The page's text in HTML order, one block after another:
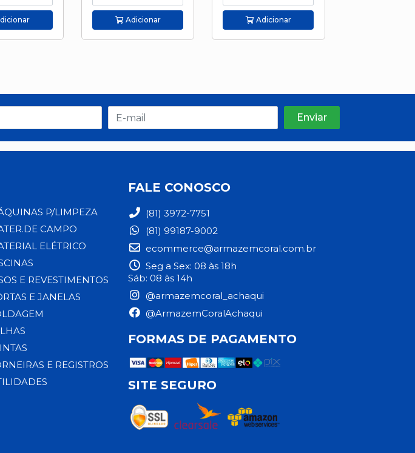
Adicionar Adicionar
P/LIMPEZA
CAMPO
ELÉTRICO
E REVESTIMENTOS
E JANELAS
E REGISTROS
FALE CONOSCO
(81) 3972-7751
(81) 99187-9002
ecommerce@armazemcoral.com.br
Seg a Sex: 08 às 18h
Sáb: 08 às 14h
@armazemcoral_achaqui
@ArmazemCoralAchaqui
FORMAS DE PAGAMENTO
SITE SEGURO